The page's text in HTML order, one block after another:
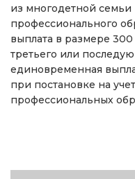
из многодетной семьи
профессионального
выплата в размере
третьего или
единовременная
при постановке на
профессиональных